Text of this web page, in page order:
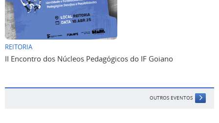
REITORIA
II Encontro dos Núcleos Pedagógicos do IF Goiano
OUTROS EVENTOS